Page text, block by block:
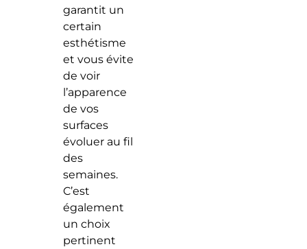
garantit un
certain
esthétisme
et vous évite
de voir
l’apparence
de vos
surfaces
évoluer au fil
des
semaines.
C’est
également
un choix
pertinent